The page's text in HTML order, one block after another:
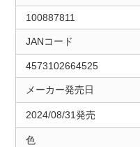
100887811
JANコード
4573102664525
メーカー発売日
2024/08/31発売
色